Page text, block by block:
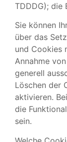
TDDDG); die
Sie können
über das
und Cookies
Annahme
generell
Löschen der
aktivieren.
die
sein.